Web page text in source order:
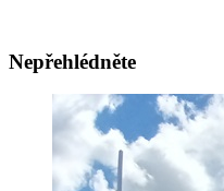
Nepřehlédněte